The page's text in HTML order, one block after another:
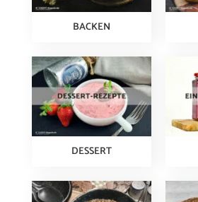
BACKEN
DESSERT